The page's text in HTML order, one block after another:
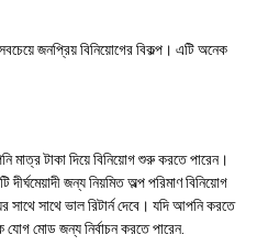
জনপ্রিয় বিনিয়োগের বিকল্প। এটি অনেক
মাত্র টাকা দিয়ে বিনিয়োগ শুরু করতে পারেন।
জন্য নিয়মিত অল্প পরিমাণ বিনিয়োগ
সাথে সাথে ভাল রিটার্ন দেবে। যদি আপনি করতে
মোড জন্য নির্বাচন করতে পারেন.